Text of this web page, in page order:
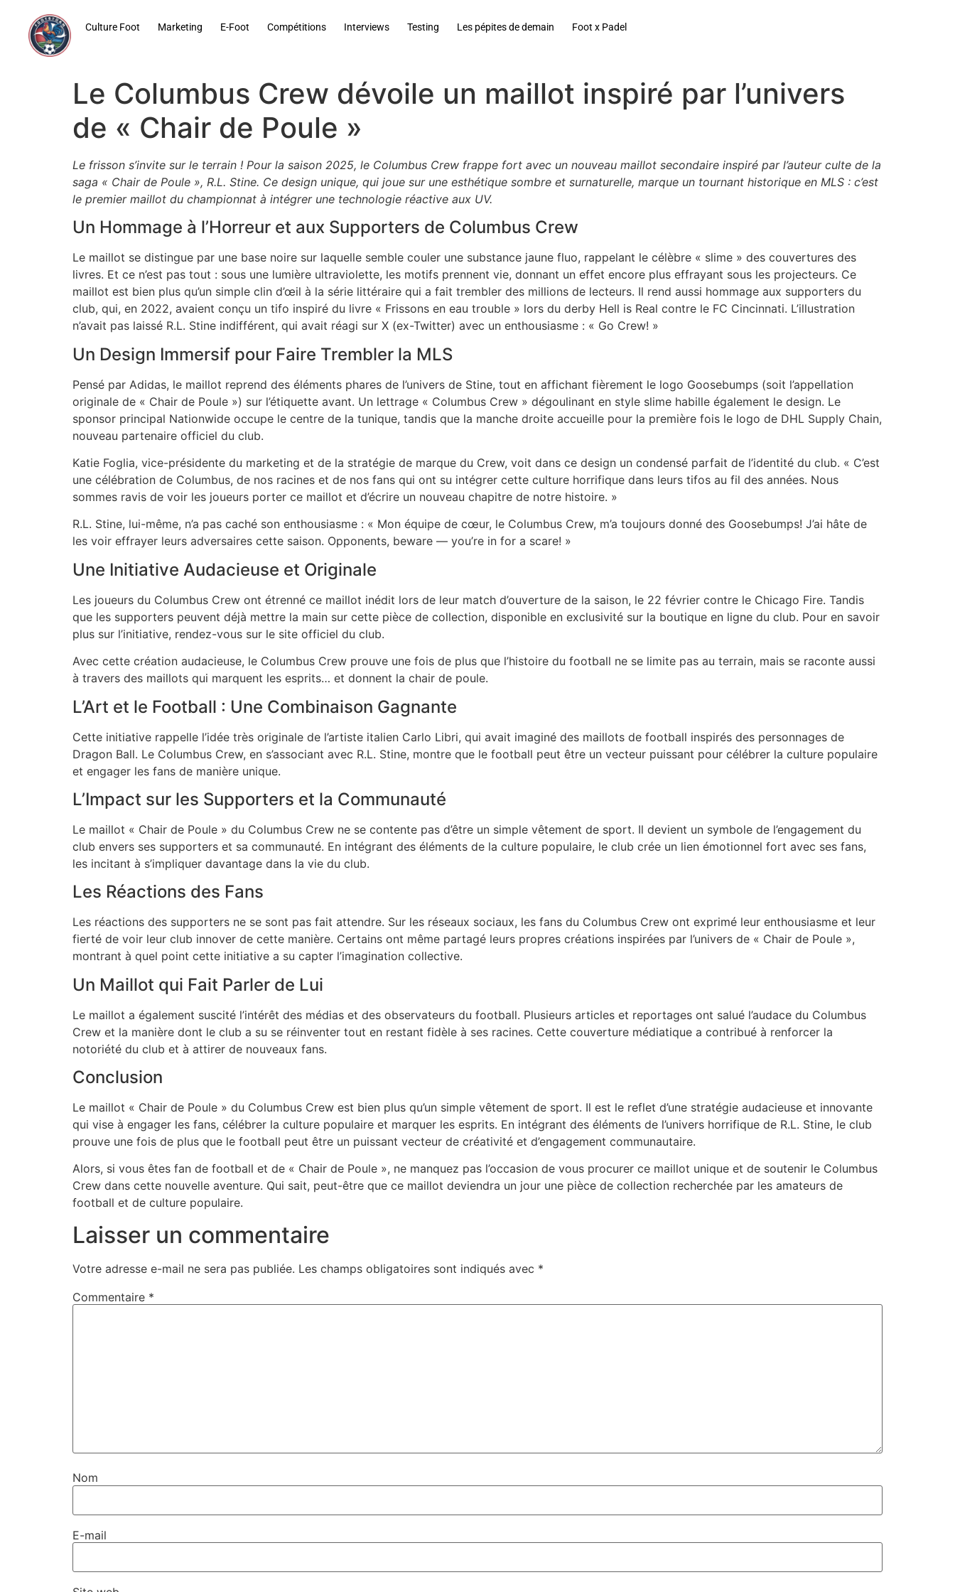
principal
Culture Foot Marketing E-Foot Compétitions Interviews Testing Les pépites de demain Foot x Padel
Le Columbus Crew dévoile un maillot inspiré par l’univers
de « Chair de Poule »
Le frisson s’invite sur le terrain ! Pour la saison 2025, le Columbus Crew frappe fort avec un nouveau maillot secondaire inspiré par l’auteur culte de la
saga « Chair de Poule », R.L. Stine. Ce design unique, qui joue sur une esthétique sombre et surnaturelle, marque un tournant historique en MLS : c’est
le premier maillot du championnat à intégrer une technologie réactive aux UV.
Un Hommage à l’Horreur et aux Supporters de Columbus Crew
Le maillot se distingue par une base noire sur laquelle semble couler une substance jaune fluo, rappelant le célèbre « slime » des couvertures des
livres. Et ce n’est pas tout : sous une lumière ultraviolette, les motifs prennent vie, donnant un effet encore plus effrayant sous les projecteurs. Ce
maillot est bien plus qu’un simple clin d’œil à la série littéraire qui a fait trembler des millions de lecteurs. Il rend aussi hommage aux supporters du
club, qui, en 2022, avaient conçu un tifo inspiré du livre « Frissons en eau trouble » lors du derby Hell is Real contre le FC Cincinnati. L’illustration
n’avait pas laissé R.L. Stine indifférent, qui avait réagi sur X (ex-Twitter) avec un enthousiasme : « Go Crew! »
Un Design Immersif pour Faire Trembler la MLS
Pensé par Adidas, le maillot reprend des éléments phares de l’univers de Stine, tout en affichant fièrement le logo Goosebumps (soit l’appellation
originale de « Chair de Poule ») sur l’étiquette avant. Un lettrage « Columbus Crew » dégoulinant en style slime habille également le design. Le
sponsor principal Nationwide occupe le centre de la tunique, tandis que la manche droite accueille pour la première fois le logo de DHL Supply Chain,
nouveau partenaire officiel du club.
Katie Foglia, vice-présidente du marketing et de la stratégie de marque du Crew, voit dans ce design un condensé parfait de l’identité du club. « C’est
une célébration de Columbus, de nos racines et de nos fans qui ont su intégrer cette culture horrifique dans leurs tifos au fil des années. Nous
sommes ravis de voir les joueurs porter ce maillot et d’écrire un nouveau chapitre de notre histoire. »
R.L. Stine, lui-même, n’a pas caché son enthousiasme : « Mon équipe de cœur, le Columbus Crew, m’a toujours donné des Goosebumps! J’ai hâte de
les voir effrayer leurs adversaires cette saison. Opponents, beware — you’re in for a scare! »
Une Initiative Audacieuse et Originale
Les joueurs du Columbus Crew ont étrenné ce maillot inédit lors de leur match d’ouverture de la saison, le 22 février contre le Chicago Fire. Tandis
que les supporters peuvent déjà mettre la main sur cette pièce de collection, disponible en exclusivité sur la boutique en ligne du club. Pour en savoir
plus sur l’initiative, rendez-vous sur le site officiel du club.
Avec cette création audacieuse, le Columbus Crew prouve une fois de plus que l’histoire du football ne se limite pas au terrain, mais se raconte aussi
à travers des maillots qui marquent les esprits… et donnent la chair de poule.
L’Art et le Football : Une Combinaison Gagnante
Cette initiative rappelle l’idée très originale de l’artiste italien Carlo Libri, qui avait imaginé des maillots de football inspirés des personnages de
Dragon Ball. Le Columbus Crew, en s’associant avec R.L. Stine, montre que le football peut être un vecteur puissant pour célébrer la culture populaire
et engager les fans de manière unique.
L’Impact sur les Supporters et la Communauté
Le maillot « Chair de Poule » du Columbus Crew ne se contente pas d’être un simple vêtement de sport. Il devient un symbole de l’engagement du
club envers ses supporters et sa communauté. En intégrant des éléments de la culture populaire, le club crée un lien émotionnel fort avec ses fans,
les incitant à s’impliquer davantage dans la vie du club.
Les Réactions des Fans
Les réactions des supporters ne se sont pas fait attendre. Sur les réseaux sociaux, les fans du Columbus Crew ont exprimé leur enthousiasme et leur
fierté de voir leur club innover de cette manière. Certains ont même partagé leurs propres créations inspirées par l’univers de « Chair de Poule »,
montrant à quel point cette initiative a su capter l’imagination collective.
Un Maillot qui Fait Parler de Lui
Le maillot a également suscité l’intérêt des médias et des observateurs du football. Plusieurs articles et reportages ont salué l’audace du Columbus
Crew et la manière dont le club a su se réinventer tout en restant fidèle à ses racines. Cette couverture médiatique a contribué à renforcer la
notoriété du club et à attirer de nouveaux fans.
Conclusion
Le maillot « Chair de Poule » du Columbus Crew est bien plus qu’un simple vêtement de sport. Il est le reflet d’une stratégie audacieuse et innovante
qui vise à engager les fans, célébrer la culture populaire et marquer les esprits. En intégrant des éléments de l’univers horrifique de R.L. Stine, le club
prouve une fois de plus que le football peut être un puissant vecteur de créativité et d’engagement communautaire.
Alors, si vous êtes fan de football et de « Chair de Poule », ne manquez pas l’occasion de vous procurer ce maillot unique et de soutenir le Columbus
Crew dans cette nouvelle aventure. Qui sait, peut-être que ce maillot deviendra un jour une pièce de collection recherchée par les amateurs de
football et de culture populaire.
Laisser un commentaire
Votre adresse e-mail ne sera pas publiée. Les champs obligatoires sont indiqués avec *
Commentaire *
Nom
E-mail